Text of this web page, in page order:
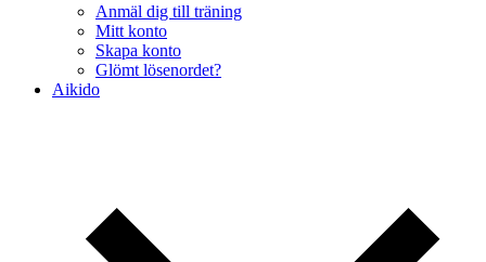
Anmäl dig till träning
Mitt konto
Skapa konto
Glömt lösenordet?
Aikido